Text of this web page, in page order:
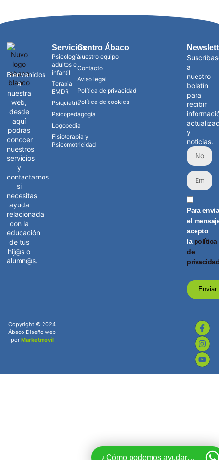
Bienvenidos
a
nuestra
web,
desde
aquí
podrás
conocer
nuestros
servicios
y
contactarnos
si
necesitas
ayuda
relacionada
con la
educación
de tus
hij@s o
alumn@s.
Servicios
Psicología
adultos e
infantil
Terapia
EMDR
Psiquiatría
Psicopedagogía
Logopedia
Fisioterapia y
Psicomotricidad
Centro Ábaco
Nuestro equipo
Contacto
Aviso legal
Política de privacidad
Política de cookies
a
nuestro
boletín
para
recibir
y
noticias.
Para
el
acepto
la política
de
Enviar
Copyright © 2024
Ábaco Diseño web
por Marketmovil
¿Cómo podemos ayudarte?